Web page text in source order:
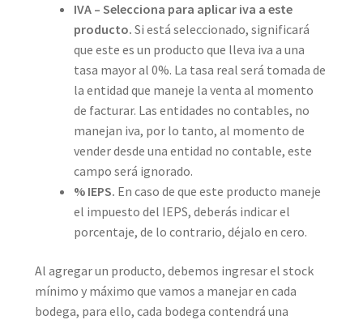
IVA – Selecciona para aplicar iva a este
producto. Si está seleccionado, significará
que este es un producto que lleva iva a una
tasa mayor al 0%. La tasa real será tomada de
la entidad que maneje la venta al momento
de facturar. Las entidades no contables, no
manejan iva, por lo tanto, al momento de
vender desde una entidad no contable, este
campo será ignorado.
% IEPS. En caso de que este producto maneje
el impuesto del IEPS, deberás indicar el
porcentaje, de lo contrario, déjalo en cero.
Al agregar un producto, debemos ingresar el stock
mínimo y máximo que vamos a manejar en cada
bodega, para ello, cada bodega contendrá una